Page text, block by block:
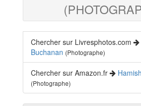
Chercher sur Livresphotos.com
Buchanan (Photographe)
Chercher sur Amazon.fr
(Photographe)